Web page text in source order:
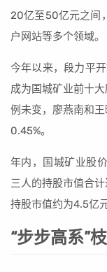
20亿至50亿元之间
户网站等多个领域。
今年以来，段力平
成为国城矿业前十
例未变，廖燕南和
0.45%。
年内，国城矿业股
三人的持股市值合
持股市值约为4.5亿元
“步步高系”